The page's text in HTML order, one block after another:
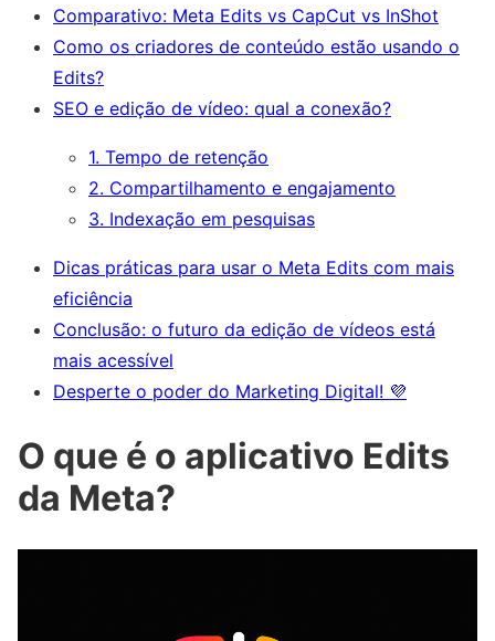
Comparativo: Meta Edits vs CapCut vs InShot
Como os criadores de conteúdo estão usando o
Edits?
SEO e edição de vídeo: qual a conexão?
1. Tempo de retenção
2. Compartilhamento e engajamento
3. Indexação em pesquisas
Dicas práticas para usar o Meta Edits com mais
eficiência
Conclusão: o futuro da edição de vídeos está
mais acessível
Desperte o poder do Marketing Digital! 💜
O que é o aplicativo Edits
da Meta?